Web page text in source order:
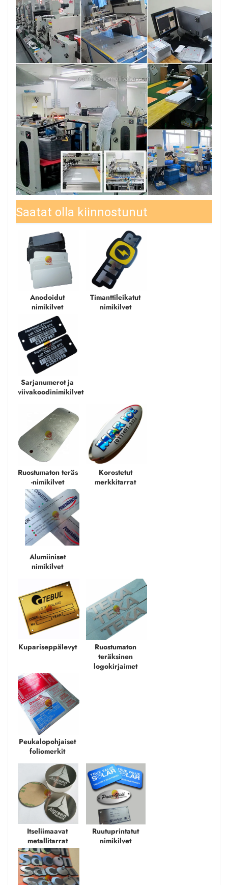
Saatat olla kiinnostunut
Anodoidut
nimikilvet
Timanttileikatut
nimikilvet
Sarjanumerot ja
viivakoodinimikilvet
Ruostumaton teräs
-nimikilvet
Korostetut
merkkitarrat
Alumiiniset
nimikilvet
Kupariseppälevyt
Ruostumaton
teräksinen
logokirjaimet
Peukalopohjaiset
foliomerkit
Itseliimaavat
metallitarrat
Ruutuprintatut
nimikilvet